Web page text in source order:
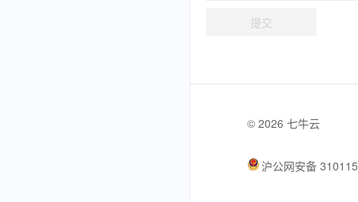
提交
© 2026 七牛云
沪公网安备